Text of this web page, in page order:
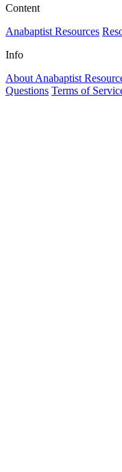
Content
Anabaptist Resources
Info
About Anabaptist
Questions Terms of